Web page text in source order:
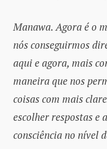
Manawa. Agora é o
nós conseguirmos
aqui e agora, mais
maneira que nos
coisas com mais
escolher respostas e
consciência no nível